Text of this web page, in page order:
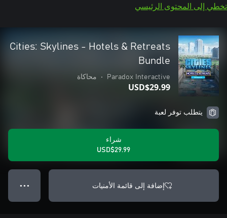
تخطي إلى المحتوى الرئيسي
Cities: Skylines - Hotels & Retreats
Bundle
Paradox Interactive
• محاكاة
USD$29.99
يتطلب توفر لعبة
شراء
USD$29.99
إضافة إلى قائمة الأمنيات ● ● ●